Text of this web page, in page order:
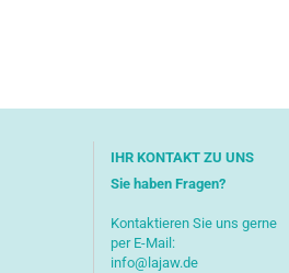
IHR KONTAKT ZU UNS
Sie haben Fragen?
Kontaktieren Sie uns gerne
per E-Mail:
info@lajaw.de